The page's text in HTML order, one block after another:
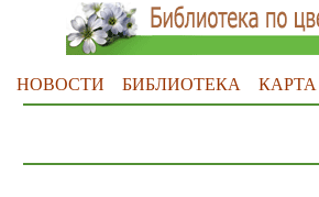
НОВОСТИ БИБЛИОТЕКА